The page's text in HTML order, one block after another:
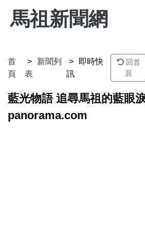
馬祖新聞網
首
頁
新聞列
表
即時快
訊
回首
頁
藍光物語 追尋馬祖的藍眼
panorama.com